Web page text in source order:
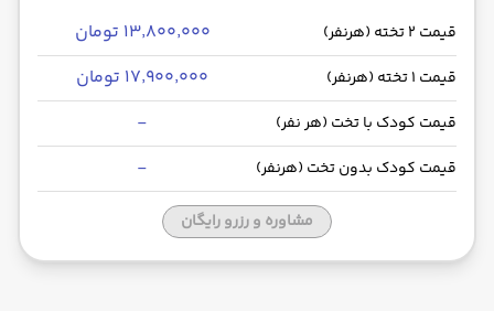
قیمت 2 تخته (هرنفر) ۱۳٬۸۰۰٬۰۰۰ تومان
قیمت 1 تخته (هرنفر) ۱۷٬۹۰۰٬۰۰۰ تومان
قیمت کودک با تخت (هر نفر) -
قیمت کودک بدون تخت (هرنفر) -
مشاوره و رزرو رایگان